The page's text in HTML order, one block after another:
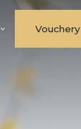
Vouchery